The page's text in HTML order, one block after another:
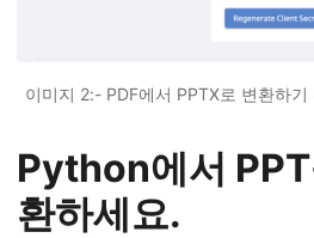
이미지 2:- PDF에서 PPTX로 변환하
Python에서 PPT
환하세요.